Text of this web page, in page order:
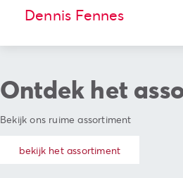
Dennis Fennes
Ontdek het
Bekijk ons ruime assortiment
bekijk het assortiment